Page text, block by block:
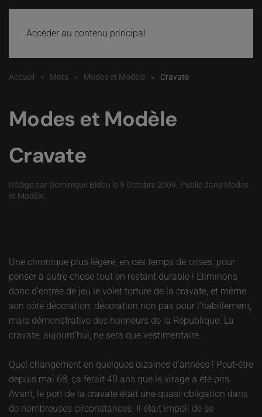
Accéder au contenu principal
Accueil Mots Modes et Modèle Cravate
Modes et Modèle
Cravate
Rédigé par Dominique Bidou le 9 Octobre 2009 . Publié dans Modes
et Modèle
Une chronique plus légère, en ces temps de crises, pour
penser à autre chose tout en restant durable ! Eliminons
donc d’entrée de jeu le volet torture de la cravate, et même
son côté décoration, décoration non pas pour l’habillement,
mais démonstrative des honneurs de la République. La
cravate, aujourd’hui, ne sera que vestimentaire.
Quel changement en quelques dizaines d’années ! Peut-être
depuis mai 68, ça ferait 40 ans que le virage a été pris.
Avant, le port de la cravate était une quasi-obligation dans
de nombreuses circonstances. Il était impoli de se